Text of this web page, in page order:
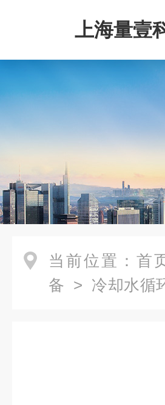
上海量壹
当前位置： 首
备 > 冷却水循